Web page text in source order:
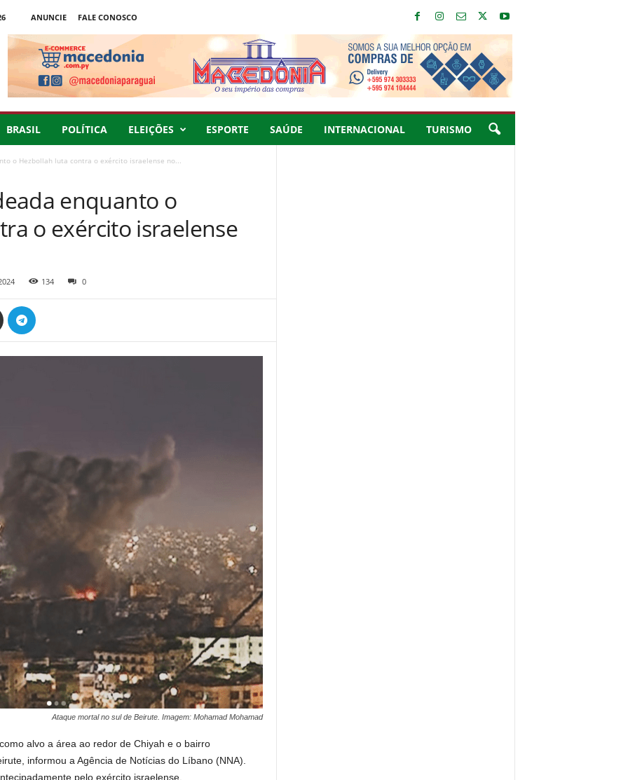
ANUNCIE
FALE CONOSCO
BRASIL POLÍTICA ELEIÇÕES ESPORTE SAÚDE INTERNACIONAL TURISMO
o Hezbollah luta contra o exército israelense no...
enquanto o
o exército israelense
134 0
Ataque mortal no sul de Beirute. Imagem: Mohamad Mohamad
alvo a área ao redor de Chiyah e o bairro
informou a Agência de Notícias do Líbano (NNA).
pelo exército israelense.